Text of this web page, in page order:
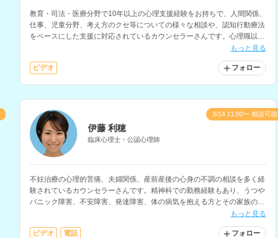
教育・司法・医療分野で10年以上の心理支援経験をお持ちで、人間関係、
仕事、児童分野、考え方のクセ等についての様々な相談や、認知行動療法
をベースにした支援に対応されているカウンセラーさんです。心理職以外
もっと見る
ビデオ フォロー
伊藤 利穂
臨床心理士・公認心理師
不妊治療の心理的苦痛、夫婦関係、産前産後の心身の不調の相談を多く経
験されているカウンセラーさんです。精神科での勤務経験もあり、うつや
パニック障害、不安障害、発達障害、体の病気を抱える方とその家族の心
理支援、大切な方を失った人、家族・パートナー関係に悩む人など、様々
もっと見る
ビデオ 電話 フォロー
8/14 11:00〜 相談可能